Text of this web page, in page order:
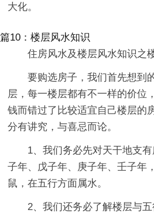
大化。
篇10：楼层风水知识
住房风水及楼层风水知识之
要购选房子，我们首先想到
层，每一楼层都有不一样的价位
钱而错过了比较适宜自己楼层的
分有讲究，与喜忌而论。
1、我们务必先对天干地支
子年、戊子年、庚子年、壬子年
鼠，在五行方面属水。
2、我们还务必了解楼层与